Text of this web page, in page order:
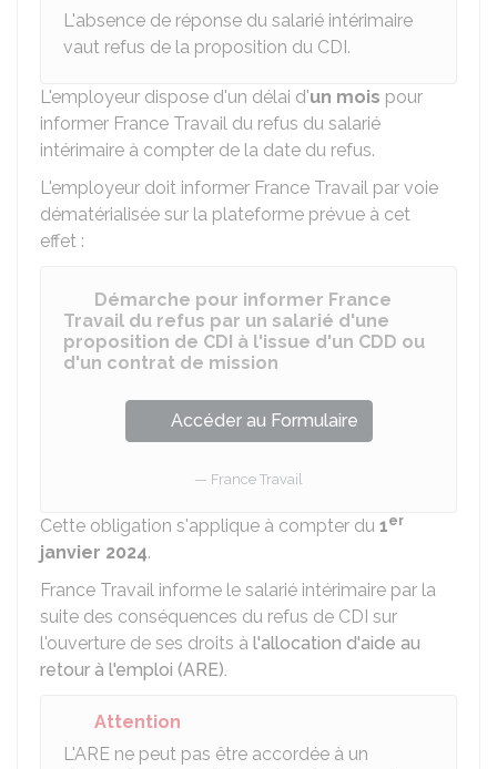
L'absence de réponse du salarié intérimaire
vaut refus de la proposition du CDI.
L'employeur dispose d'un délai d'un mois pour
informer France Travail du refus du salarié
intérimaire à compter de la date du refus.
L'employeur doit informer France Travail par voie
dématérialisée sur la plateforme prévue à cet
effet :
Démarche pour informer France
Travail du refus par un salarié d'une
proposition de CDI à l'issue d'un CDD ou
d'un contrat de mission
Accéder au Formulaire
France Travail
Cette obligation s'applique à compter du 1er
janvier 2024.
France Travail informe le salarié intérimaire par la
suite des conséquences du refus de CDI sur
l'ouverture de ses droits à l'allocation d'aide au
retour à l'emploi (ARE).
Attention
L'ARE ne peut pas être accordée à un